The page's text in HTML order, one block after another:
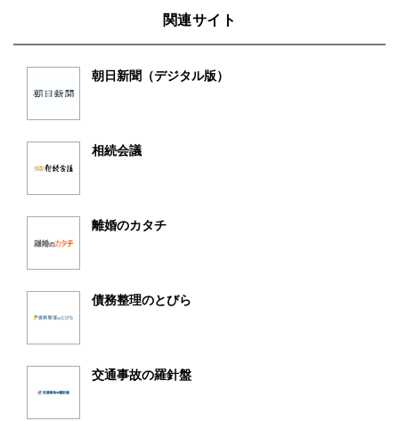
関連サイト
朝日新聞（デジタル版）
相続会議
離婚のカタチ
債務整理のとびら
交通事故の羅針盤